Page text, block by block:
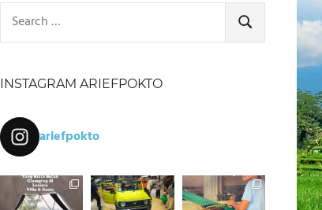
Search
for:
SEARCH
INSTAGRAM ARIEFPOKTO
ariefpokto